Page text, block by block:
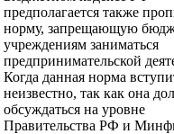
предполагается также
норму, запрещающую
учреждениям заниматься
предпринимательской
Когда данная норма
неизвестно, так как она
обсуждаться на уровне
Правительства РФ и